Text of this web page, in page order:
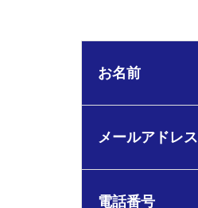
お名前
メールアドレス
電話番号